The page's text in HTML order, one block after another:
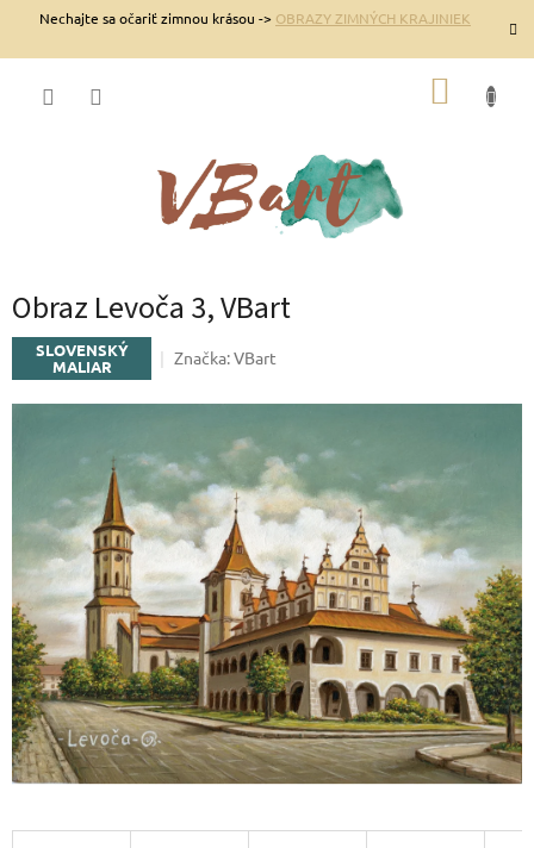
Prejsť
obsah
Nechajte sa očariť zimnou krásou -> OBRAZY ZIMNÝCH KRAJINIEK
Obraz Levoča 3, VBart
SLOVENSKÝ
MALIAR
Značka:VBart